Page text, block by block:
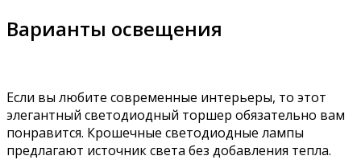
Варианты освещения
Если вы любите современные интерьеры, то этот
элегантный светодиодный торшер обязательно вам
понравится. Крошечные светодиодные лампы
предлагают источник света без добавления тепла.